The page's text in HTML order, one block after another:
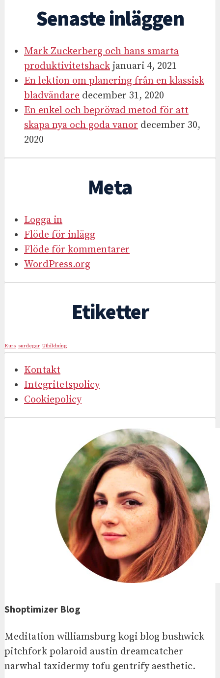
Senaste inläggen
Mark Zuckerberg och hans smarta
produktivitetshack januari 4, 2021
En lektion om planering från en klassisk
bladvändare december 31, 2020
En enkel och beprövad metod för att
skapa nya och goda vanor december 30,
2020
Meta
Logga in
Flöde för inlägg
Flöde för kommentarer
WordPress.org
Etiketter
Kurs surdegar Utbildning
Kontakt
Integritetspolicy
Cookiepolicy
Shoptimizer Blog
Meditation williamsburg kogi blog bushwick
pitchfork polaroid austin dreamcatcher
narwhal taxidermy tofu gentrify aesthetic.